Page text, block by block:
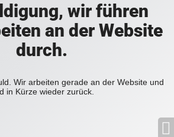
wir führen
an der Website
durch.
Wir arbeiten gerade an der Website und
in Kürze wieder zurück.